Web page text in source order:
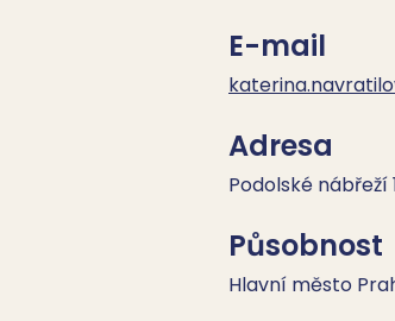
E-mail
Adresa
Podolské nábřeží
Působnost
Hlavní město